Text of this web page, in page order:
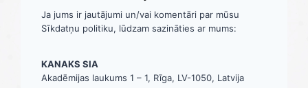
Ja jums ir jautājumi un/vai komentāri par mūsu
Sīkdatņu politiku, lūdzam sazināties ar mums:
KANAKS SIA
Akadēmijas laukums 1 – 1, Rīga, LV-1050, Latvija